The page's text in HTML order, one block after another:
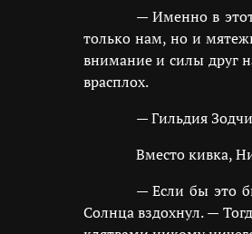
— Именно в
только нам, но и
внимание и силы друг
врасплох.
— Гильдия
Вместо кивка,
— Если бы это
Солнца вздохнул. —